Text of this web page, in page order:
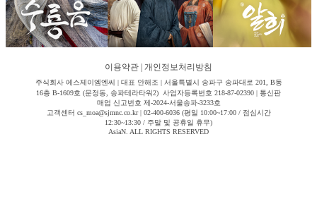
이용약관 개인정보처리방침
주식회사 에스제이엠엔씨 | 대표 안해조 | 서울특별시 송파구 송파대로 201, B동
16층 B-1609호 (문정동, 송파테라타워2) 사업자등록번호 218-87-02390 | 통신판
매업 신고번호 제-2024-서울송파-3233호
고객센터 cs_moa@sjmnc.co.kr | 02-400-6036 (평일 10:00~17:00 / 점심시간
12:30~13:30 / 주말 및 공휴일 휴무)
AsiaN. ALL RIGHTS RESERVED